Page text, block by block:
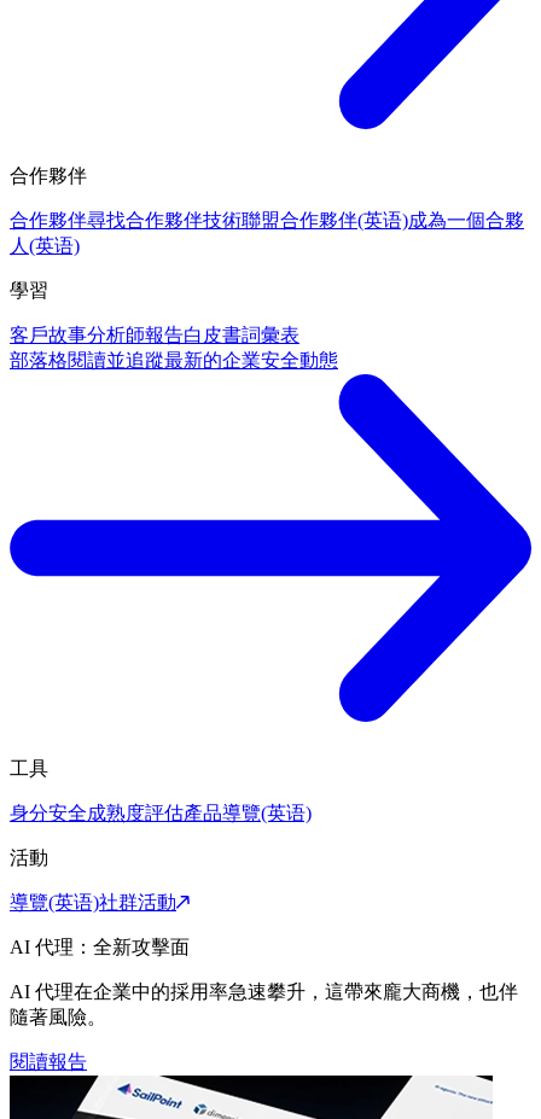
合作夥伴
合作夥伴尋找合作夥伴技術聯盟合作夥伴(英语)成為一個合夥
人(英语)
學習
客戶故事分析師報告白皮書詞彙表
部落格閱讀並追蹤最新的企業安全動態
工具
身分安全成熟度評估產品導覽(英语)
活動
導覽(英语)社群活動
AI 代理：全新攻擊面
AI 代理在企業中的採用率急速攀升，這帶來龐大商機，也伴
隨著風險。
閱讀報告